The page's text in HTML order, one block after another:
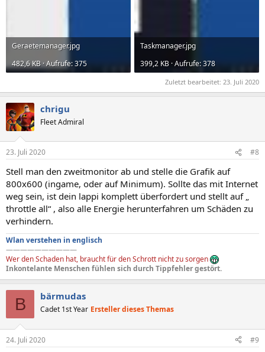
Geraetemanager.jpg
482,6 KB · Aufrufe: 375
Taskmanager.jpg
399,2 KB · Aufrufe: 378
Zuletzt bearbeitet: 23. Juli 2020
chrigu
Fleet Admiral
23. Juli 2020 #8
Stell man den zweitmonitor ab und stelle die Grafik auf
800x600 (ingame, oder auf Minimum). Sollte das mit Internet
weg sein, ist dein lappi komplett überfordert und stellt auf „
throttle all“ , also alle Energie herunterfahren um Schäden zu
verhindern.
Wlan verstehen in englisch
——————————
Wer den Schaden hat, braucht für den Schrott nicht zu sorgen
Inkontelante Menschen fühlen sich durch Tippfehler gestört.
B bärmudas
Cadet 1st Year Ersteller dieses Themas
24. Juli 2020 #9